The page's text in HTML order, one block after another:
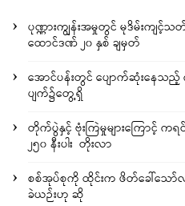
ပုဏ္ဏားကျွန်းအမှုတွင် မုဒိမ်းကျ
ထောင်ဒဏ် ၂၀ နှစ် ချမှတ်
အောင်ပန်းတွင် ပျောက်ဆုံးနေသ
ပျက်၌တွေ့ရှိ
တိုက်ပွဲနှင့် ဗုံးကြဲမှုများကြောင့် က
၂၅၀ နီးပါး တိုးလာ
စစ်အုပ်စုကို ထိုင်းက ဖိတ်ခေါ်သေ
ခဲယဉ်းဟု ဆို